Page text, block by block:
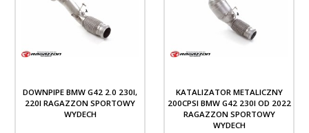
DOWNPIPE BMW G42 2.0 230I,
220I RAGAZZON SPORTOWY
WYDECH
KATALIZATOR METALICZNY
200CPSI BMW G42 230I OD 2022
RAGAZZON SPORTOWY
WYDECH